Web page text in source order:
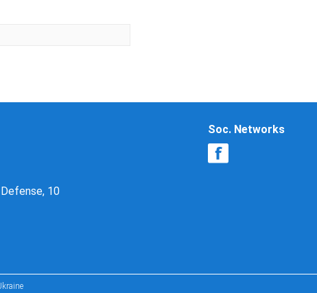
10
Soc. Networks